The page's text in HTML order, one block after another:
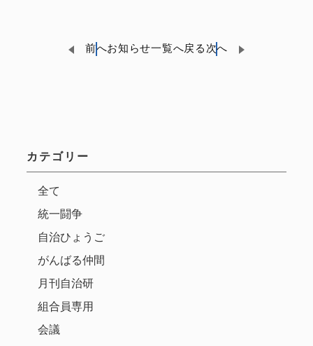
前へお知らせ一覧へ戻る 次へ
カテゴリー
全て
統一闘争
自治ひょうご
がんばる仲間
月刊自治研
組合員専用
会議